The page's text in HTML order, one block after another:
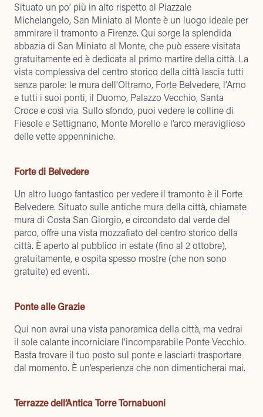
Situato un po’ più in alto rispetto al Piazzale
Michelangelo, San Miniato al Monte è un luogo ideale per
ammirare il tramonto a Firenze. Qui sorge la splendida
abbazia di San Miniato al Monte, che può essere visitata
gratuitamente ed è dedicata al primo martire della città. La
vista complessiva del centro storico della città lascia tutti
senza parole: le mura dell’Oltrarno, Forte Belvedere, l’Arno
e tutti i suoi ponti, il Duomo, Palazzo Vecchio, Santa
Croce e così via. Sullo sfondo, puoi vedere le colline di
Fiesole e Settignano, Monte Morello e l’arco meraviglioso
delle vette appenniniche.
Forte di Belvedere
Un altro luogo fantastico per vedere il tramonto è il Forte
Belvedere. Situato sulle antiche mura della città, chiamate
mura di Costa San Giorgio, e circondato dal verde del
parco, offre una vista mozzafiato del centro storico della
città. È aperto al pubblico in estate (fino al 2 ottobre),
gratuitamente, e ospita spesso mostre (che non sono
gratuite) ed eventi.
Ponte alle Grazie
Qui non avrai una vista panoramica della città, ma vedrai
il sole calante incorniciare l’incomparabile Ponte Vecchio.
Basta trovare il tuo posto sul ponte e lasciarti trasportare
dal momento. È un’esperienza che non dimenticherai mai.
Terrazze dell’Antica Torre Tornabuoni